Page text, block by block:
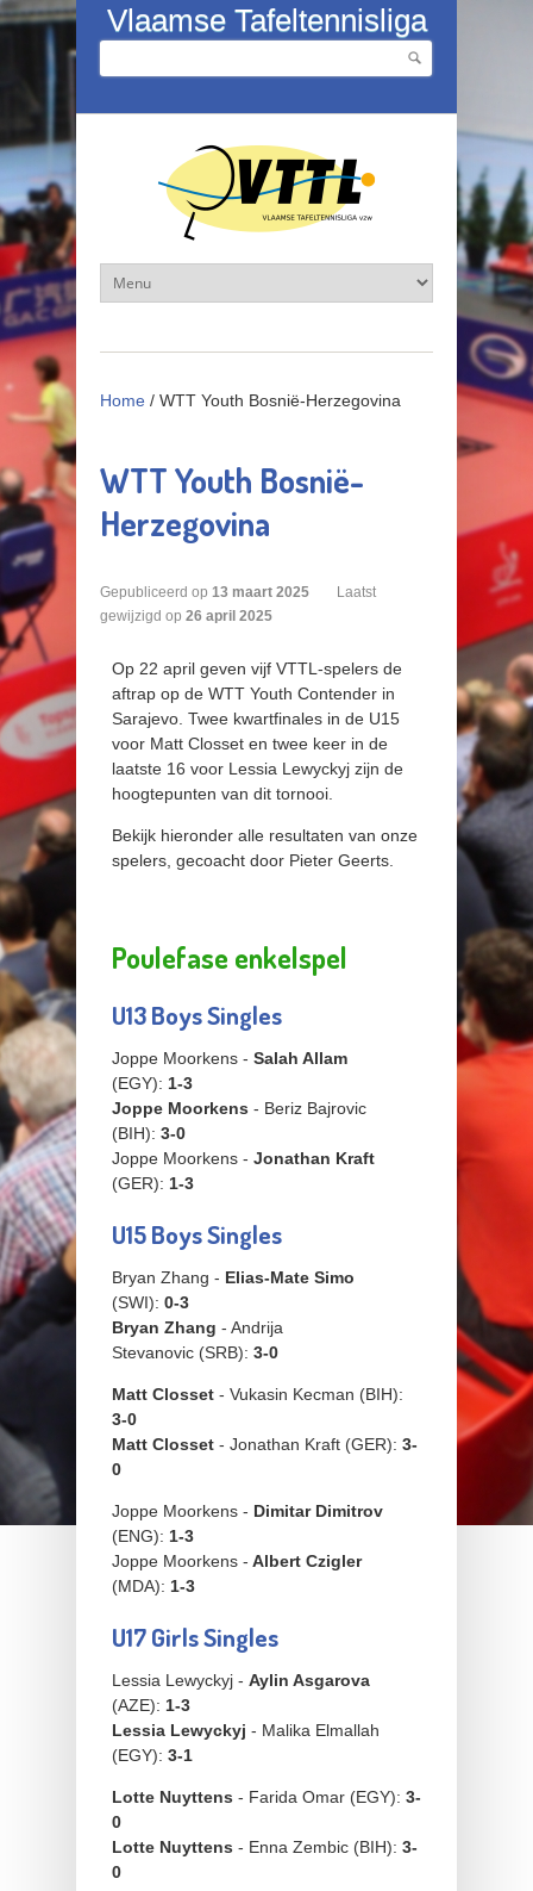
Overslaan en naar de inhoud gaan
Vlaamse Tafeltennisliga
Zoekveld
Home / WTT Youth Bosnië-Herzegovina
WTT Youth Bosnië-
Herzegovina
Gepubliceerd op 13 maart 2025
Laatst
gewijzigd op 26 april 2025
Op 22 april geven vijf VTTL-spelers de
aftrap op de WTT Youth Contender in
Sarajevo. Twee kwartfinales in de U15
voor Matt Closset en twee keer in de
laatste 16 voor Lessia Lewyckyj zijn de
hoogtepunten van dit tornooi.
Bekijk hieronder alle resultaten van onze
spelers, gecoacht door Pieter Geerts.
Poulefase enkelspel
U13 Boys Singles
Joppe Moorkens - Salah Allam
(EGY): 1-3
Joppe Moorkens - Beriz Bajrovic
(BIH): 3-0
Joppe Moorkens - Jonathan Kraft
(GER): 1-3
U15 Boys Singles
Bryan Zhang - Elias-Mate Simo
(SWI): 0-3
Bryan Zhang - Andrija
Stevanovic (SRB): 3-0
Matt Closset - Vukasin Kecman (BIH):
3-0
Matt Closset - Jonathan Kraft (GER): 3-
0
Joppe Moorkens - Dimitar Dimitrov
(ENG): 1-3
Joppe Moorkens - Albert Czigler
(MDA): 1-3
U17 Girls Singles
Lessia Lewyckyj - Aylin Asgarova
(AZE): 1-3
Lessia Lewyckyj - Malika Elmallah
(EGY): 3-1
Lotte Nuyttens - Farida Omar (EGY): 3-
0
Lotte Nuyttens - Enna Zembic (BIH): 3-
0